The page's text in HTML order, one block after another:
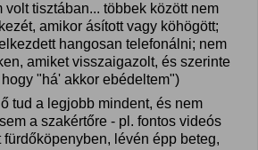
volt tisztában... többek között nem
amikor ásított vagy köhögött;
hangosan telefonálni; nem
amiket visszaigazolt, és szerinte
"há' akkor ebédeltem")
tud a legjobb mindent, és nem
a szakértőre - pl. fontos videós
lévén épp beteg,